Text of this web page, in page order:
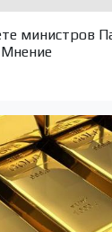
министров